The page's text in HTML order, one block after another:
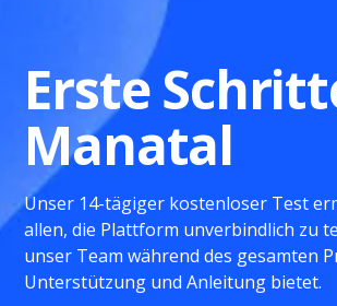
Erste
Manatal
Unser 14-tägiger kostenloser Test
allen, die Plattform unverbindlich zu
unser Team während des gesamten
Unterstützung und Anleitung bietet.